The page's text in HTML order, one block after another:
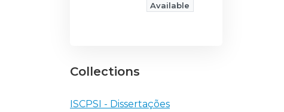
Available
Collections
ISCPSI - Dissertações